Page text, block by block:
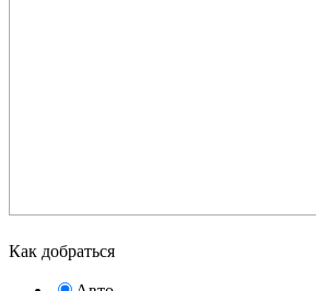
Как добраться